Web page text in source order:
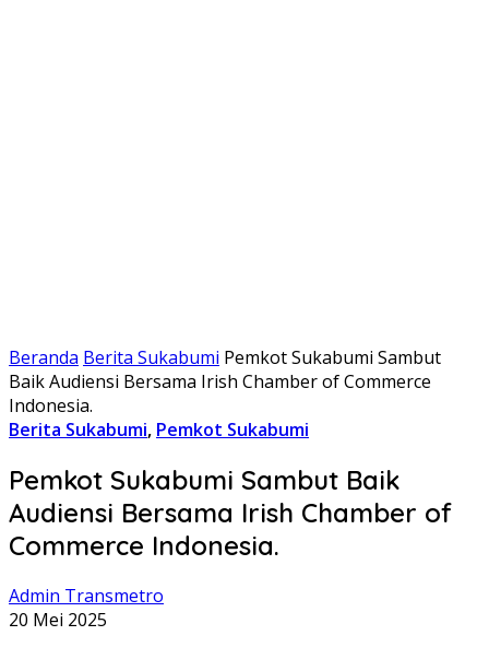
Beranda Berita Sukabumi Pemkot Sukabumi Sambut
Baik Audiensi Bersama Irish Chamber of Commerce
Indonesia.
Berita Sukabumi, Pemkot Sukabumi
Pemkot Sukabumi Sambut Baik
Audiensi Bersama Irish Chamber of
Commerce Indonesia.
Admin Transmetro
20 Mei 2025